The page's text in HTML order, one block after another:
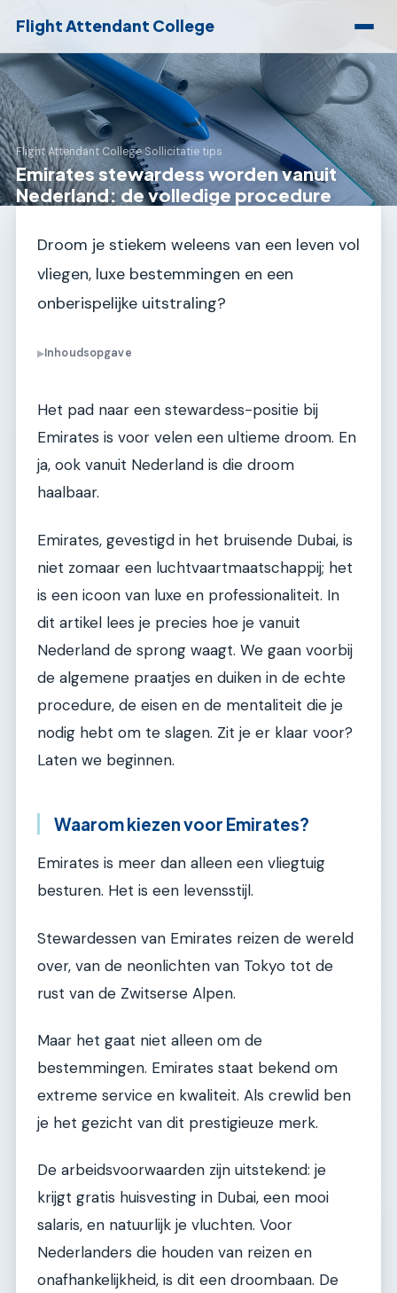
Flight Attendant College
Flight Attendant College›Sollicitatie tips
Emirates stewardess worden vanuit
Nederland: de volledige procedure
Droom je stiekem weleens van een leven vol
vliegen, luxe bestemmingen en een
onberispelijke uitstraling?
▶Inhoudsopgave
Het pad naar een stewardess-positie bij
Emirates is voor velen een ultieme droom. En
ja, ook vanuit Nederland is die droom
haalbaar.
Emirates, gevestigd in het bruisende Dubai, is
niet zomaar een luchtvaartmaatschappij; het
is een icoon van luxe en professionaliteit. In
dit artikel lees je precies hoe je vanuit
Nederland de sprong waagt. We gaan voorbij
de algemene praatjes en duiken in de echte
procedure, de eisen en de mentaliteit die je
nodig hebt om te slagen. Zit je er klaar voor?
Laten we beginnen.
Waarom kiezen voor Emirates?
Emirates is meer dan alleen een vliegtuig
besturen. Het is een levensstijl.
Stewardessen van Emirates reizen de wereld
over, van de neonlichten van Tokyo tot de
rust van de Zwitserse Alpen.
Maar het gaat niet alleen om de
bestemmingen. Emirates staat bekend om
extreme service en kwaliteit. Als crewlid ben
je het gezicht van dit prestigieuze merk.
De arbeidsvoorwaarden zijn uitstekend: je
krijgt gratis huisvesting in Dubai, een mooi
salaris, en natuurlijk je vluchten. Voor
Nederlanders die houden van reizen en
onafhankelijkheid, is dit een droombaan. De